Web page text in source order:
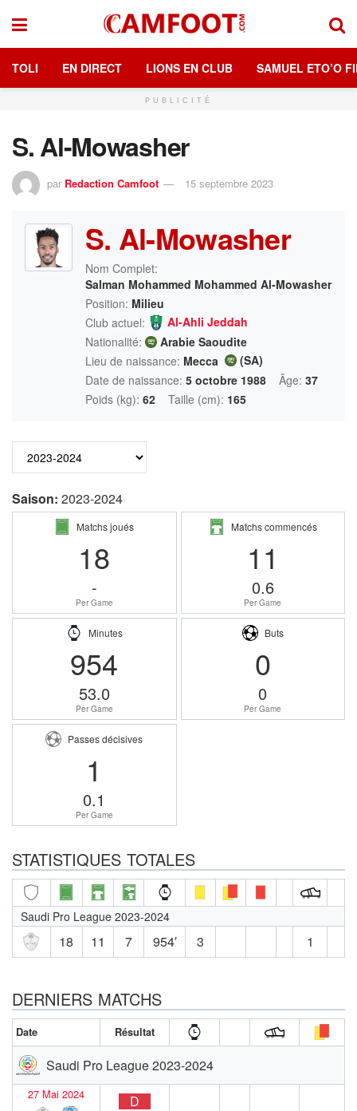
TOLI EN DIRECT LIONS EN CLUB SAMUEL ETO’O
PUBLICITÉ
S. Al-Mowasher
par Redaction Camfoot 15 septembre 2023
S. Al-Mowasher
Nom Complet:
Salman Mohammed Mohammed Al-Mowasher
Position: Milieu
Club actuel:
Al-Ahli Jeddah
Nationalité:
Arabie Saoudite
Lieu de naissance: Mecca
(SA)
Date de naissance: 5 octobre 1988 Âge: 37
Poids (kg): 62 Taille (cm): 165
Saison: 2023-2024
Matchs joués
18
-
Per Game
Matchs commencés
11
0.6
Per Game
Minutes
954
53.0
Per Game
Buts
0
0
Per Game
Passes décisives
1
0.1
Per Game
STATISTIQUES TOTALES
Saudi Pro League 2023-2024
18 11 7 954′ 3 1
DERNIERS MATCHS
Date Résultat
Saudi Pro League 2023-2024
27 Mai 2024 D